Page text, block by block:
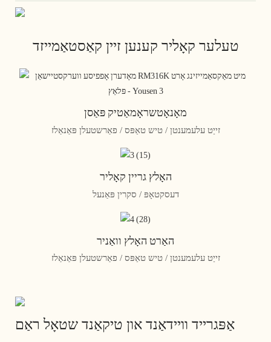
טעלער קאָליר קענען זיין קאַסטאַמייזד
מאָנאָטשראָמאַטיק פּאַסן
זייַט עלעמענטן / טיש טאַפּס / פאַרשטעלן פּאַנאַלז
האָלץ גריין קאָליר
דעסקטאָפּ / סקרין פּאַנעל
האַרט האָלץ וואַניר
זייַט עלעמענטן / טיש טאַפּס / פאַרשטעלן פּאַנאַלז
אַפּגרייד וויידאַנד און טיקאַנד שטאָל ראַם